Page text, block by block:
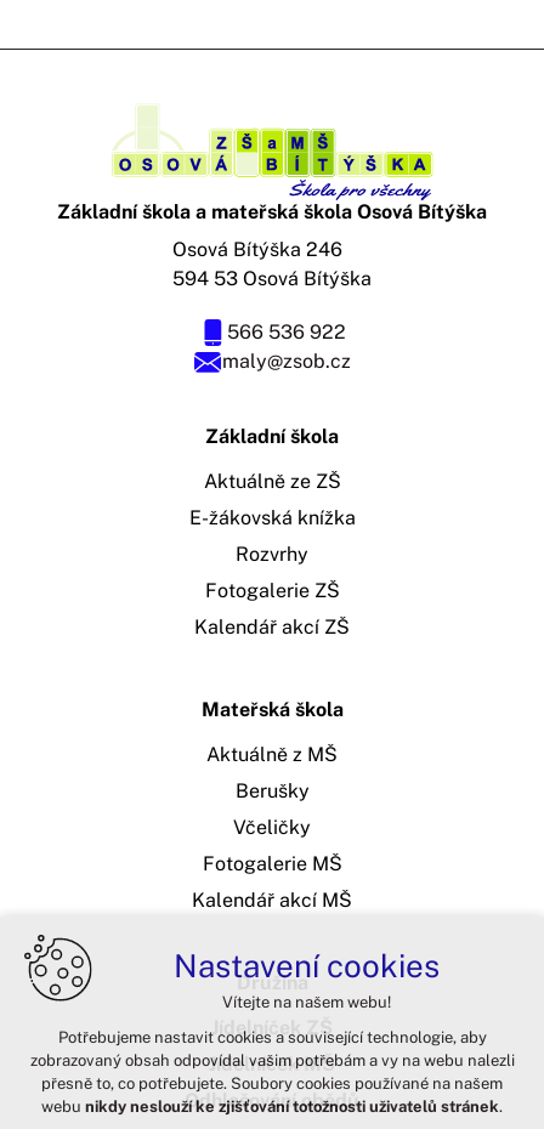
Základní škola a mateřská škola Osová Bítýška
maly@zsob.cz
566 536 922
Osová Bítýška 246
594 53 Osová Bítýška
Základní škola
Aktuálně ze ZŠ
E-žákovská knížka
Rozvrhy
Fotogalerie ZŠ
Kalendář akcí ZŠ
Mateřská škola
Aktuálně z MŠ
Berušky
Včeličky
Fotogalerie MŠ
Kalendář akcí MŠ
Družina
Jídelníček ZŠ
Jídelníček MŠ
Odhlašování obědů
Nastavení cookies
Vítejte na našem webu!
Potřebujeme nastavit cookies a související technologie, aby
zobrazovaný obsah odpovídal vašim potřebám a vy na webu nalezli
přesně to, co potřebujete. Soubory cookies používané na našem
webu nikdy neslouží ke zjišťování totožnosti uživatelů stránek.